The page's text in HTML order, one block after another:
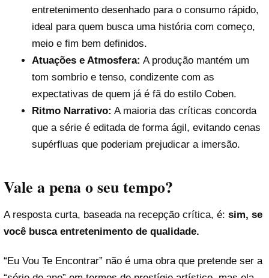
entretenimento desenhado para o consumo rápido,
ideal para quem busca uma história com começo,
meio e fim bem definidos.
Atuações e Atmosfera: A produção mantém um
tom sombrio e tenso, condizente com as
expectativas de quem já é fã do estilo Coben.
Ritmo Narrativo: A maioria das críticas concorda
que a série é editada de forma ágil, evitando cenas
supérfluas que poderiam prejudicar a imersão.
Vale a pena o seu tempo?
A resposta curta, baseada na recepção crítica, é: sim, se
você busca entretenimento de qualidade.
“Eu Vou Te Encontrar” não é uma obra que pretende ser a